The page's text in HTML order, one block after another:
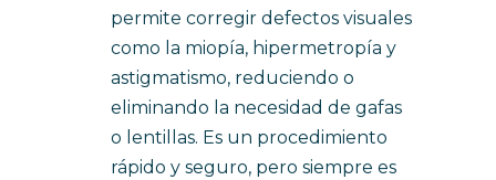
permite corregir defectos visuales
como la miopía, hipermetropía y
astigmatismo, reduciendo o
eliminando la necesidad de gafas
o lentillas. Es un procedimiento
rápido y seguro, pero siempre es